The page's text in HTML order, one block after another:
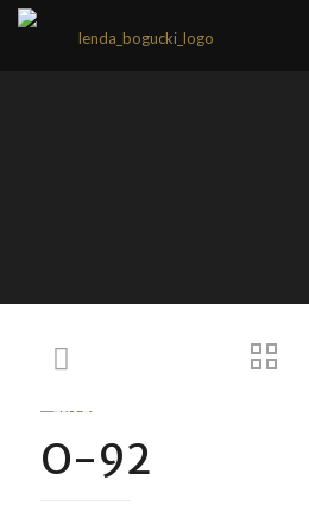
O-92